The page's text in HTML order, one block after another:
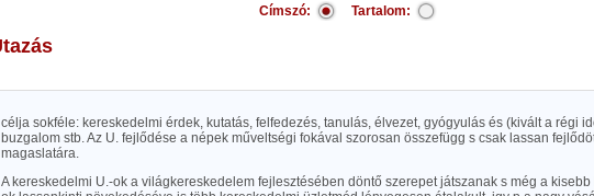
Címszó: Tartalom:
Utazás
célja sokféle: kereskedelmi érdek, kutatás, felfedezés, tanulás, élvezet, gyógyulás és (kivált a régi
buzgalom stb. Az U. fejlődése a népek műveltségi fokával szorosan összefügg s csak lassan
magaslatára.
A kereskedelmi U.-ok a világkereskedelem fejlesztésében döntő szerepet játszanak s még a